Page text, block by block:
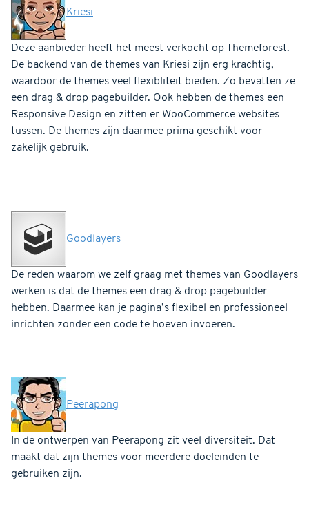
Kriesi
Deze aanbieder heeft het meest verkocht op Themeforest.
De backend van de themes van Kriesi zijn erg krachtig,
waardoor de themes veel flexibliteit bieden. Zo bevatten ze
een drag & drop pagebuilder. Ook hebben de themes een
Responsive Design en zitten er WooCommerce websites
tussen. De themes zijn daarmee prima geschikt voor
zakelijk gebruik.
Goodlayers
De reden waarom we zelf graag met themes van Goodlayers
werken is dat de themes een drag & drop pagebuilder
hebben. Daarmee kan je pagina’s flexibel en professioneel
inrichten zonder een code te hoeven invoeren.
Peerapong
In de ontwerpen van Peerapong zit veel diversiteit. Dat
maakt dat zijn themes voor meerdere doeleinden te
gebruiken zijn.